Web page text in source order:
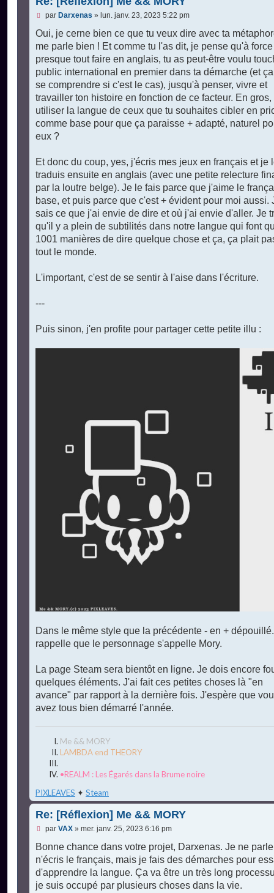
M
s
a
g
n
o
l
u
par Darxenas » lun. janv. 23, 2023 5:22 pm
Oui, je cerne bien ce que tu veux dire avec ta
me parle bien ! Et comme tu l'as dit, je pense qu'à
presque tout faire en anglais, tu as peut-être voulu
public international en premier dans ta démarche (et
se comprendre si c'est le cas), jusqu'à penser, vivre et
travailler ton histoire en fonction de ce facteur. En gros,
utiliser la langue de ceux que tu souhaites cibler en
comme base pour que ça paraisse + adapté, naturel
eux ?
Et donc du coup, yes, j'écris mes jeux en français et je
traduis ensuite en anglais (avec une petite relecture
par la loutre belge). Je le fais parce que j'aime le
base, et puis parce que c'est + évident pour moi aussi.
sais ce que j'ai envie de dire et où j'ai envie d'aller. Je
qu'il y a plein de subtilités dans notre langue qui font
1001 manières de dire quelque chose et ça, ça plait
tout le monde.
L'important, c'est de se sentir à l'aise dans l'écriture.
---
Puis sinon, j'en profite pour partager cette petite illu :
Dans le même style que la précédente - en +
rappelle que le personnage s'appelle Mory.
La page Steam sera bientôt en ligne. Je dois encore
quelques éléments. J'ai fait ces petites choses là "en
avance" par rapport à la dernière fois. J'espère que
avez tous bien démarré l'année.
Me && MORY
LAMBDA end THEORY
•REALM : Les Égarés dans la Brume noire
PIXLEAVES ✦ Steam
Re: [Réflexion] Me && MORY
M
s
s
a
g
n
par VAX» mer. janv. 25, 2023 6:16 pm
Bonne chance dans votre projet, Darxenas. Je ne
n'écris le français, mais je fais des démarches pour
d'apprendre la langue. Ça va être un très long
je suis occupé par plusieurs choses dans la vie.